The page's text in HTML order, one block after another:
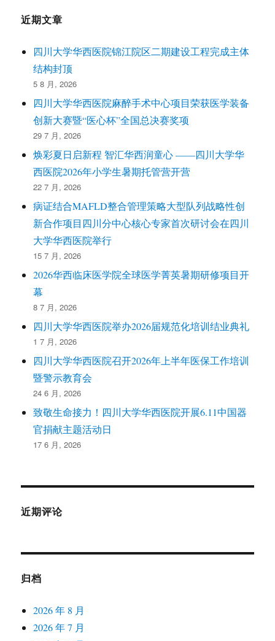
近期文章
四川大学华西医院锦江院区二期建设工程完成主体
结构封顶
5 8 月, 2026
四川大学华西医院麻醉手术中心项目荣获医学装备
创新大赛暨“医心杯”全国总决赛奖项
29 7 月, 2026
焕彩夏日启新程 智汇华西润童心 ——四川大学华
西医院2026年小学生暑期托管营开营
22 7 月, 2026
病证结合MAFLD整合管理策略大型队列战略性创
新合作项目四川分中心核心专家首次研讨会在四川
大学华西医院举行
15 7 月, 2026
2026华西临床医学院全球医学菁英暑期研修项目开
幕
8 7 月, 2026
四川大学华西医院举办2026届规范化培训结业典礼
1 7 月, 2026
四川大学华西医院召开2026年上半年医保工作培训
暨警示教育会
24 6 月, 2026
致敬生命接力！四川大学华西医院开展6.11中国器
官捐献主题活动日
17 6 月, 2026
近期评论
归档
2026 年 8 月
2026 年 7 月